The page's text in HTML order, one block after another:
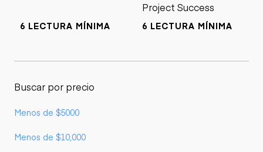
6 LECTURA MÍNIMA
Project Success
6 LECTURA MÍNIMA
Buscar por precio
Menos de $5000
Menos de $10,000